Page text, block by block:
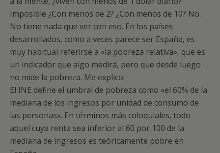
Imposible ¿Con menos de 2? ¿Con menos de 10? No.
No tiene nada que ver con eso. En los países
desarrollados, como a veces parece ser España, es
muy habitual referirse a «la pobreza relativa», que es
un indicador que algo medirá, pero que desde luego
no mide la pobreza. Me explico.
El INE define el umbral de pobreza como «el 60% de la
mediana de los ingresos por unidad de consumo de
las personas». En términos más coloquiales, todo
aquel cuya renta sea inferior al 60 por 100 de la
mediana de ingresos es teóricamente pobre en